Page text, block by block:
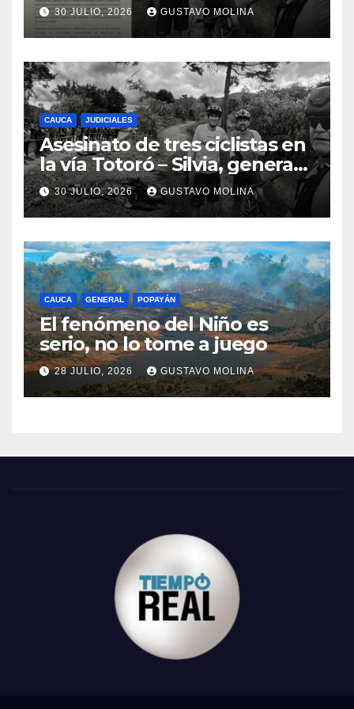
urgentes al Gobierno
Nacional
30 JULIO, 2026 GUSTAVO MOLINA
CAUCA JUDICIALES
Asesinato de tres ciclistas en
la vía Totoró – Silvia, genera
consternación en el Cauca
30 JULIO, 2026 GUSTAVO MOLINA
CAUCA GENERAL POPAYÁN
El fenómeno del Niño es
serio, no lo tome a juego
28 JULIO, 2026 GUSTAVO MOLINA